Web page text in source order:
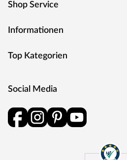
Shop Service
Informationen
Top Kategorien
Social Media